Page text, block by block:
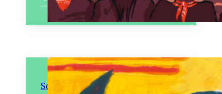
Soleil & Lune / Sun & Moon